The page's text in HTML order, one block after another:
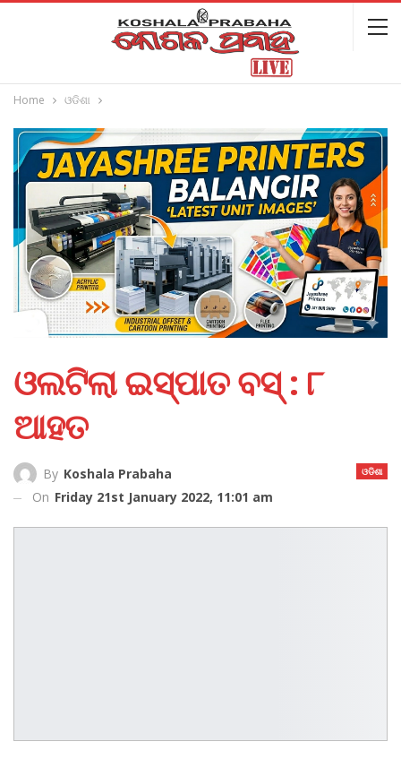
Home ଓଡିଶା
ଓଲଟିଲା ଇସ୍ପାତ ବସ୍‌ : ୮
ଆହତ
ଓଡିଶା
By Koshala Prabaha
On Friday 21st January 2022, 11:01 am